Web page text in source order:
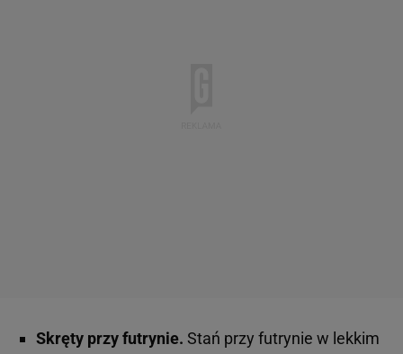
Skręty przy futrynie. Stań przy futrynie w lekkim